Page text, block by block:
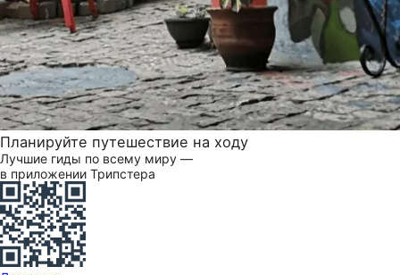
Планируйте путешествие на ходу
Лучшие гиды по всему миру —
в приложении Трипстера